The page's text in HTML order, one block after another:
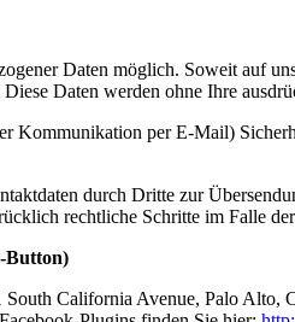
Daten möglich. Soweit auf
Daten werden ohne Ihre
Kommunikation per E-Mail)
durch Dritte zur
rechtliche Schritte im Falle
Button)
California Avenue, Palo